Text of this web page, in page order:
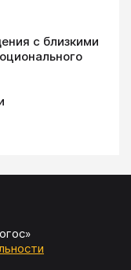
с близкими
»